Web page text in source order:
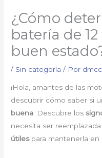
¿Cómo
batería de
buen
/ Sin categoría / Por
¡Hola, amantes de las
descubrir cómo saber si
buena. Descubre los
necesita ser
útilespara mantenerla en